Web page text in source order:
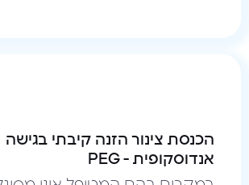
הכנסת צינור הזנה קיבתי בגישה
אנדוסקופית - PEG